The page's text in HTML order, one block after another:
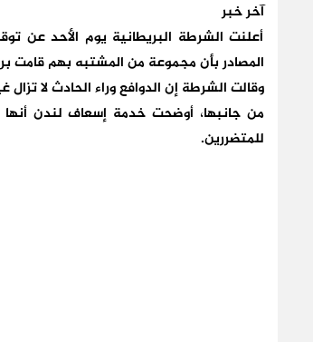
آخر خبر
أعلنت الشرطة البريطانية يوم الأحد
المصادر بأن مجموعة من المشتبه بهم قامت
وقالت الشرطة إن الدوافع وراء الحادث لا
من جانبها، أوضحت خدمة إسعاف لندن أنها
للمتضررين.